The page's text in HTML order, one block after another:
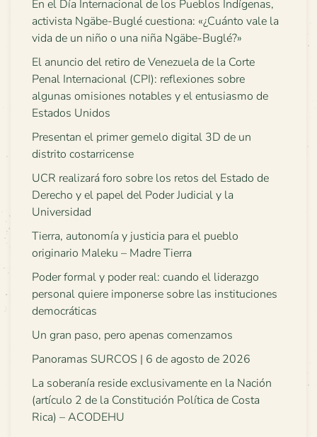
En el Día Internacional de los Pueblos Indígenas,
activista Ngäbe-Buglé cuestiona: «¿Cuánto vale la
vida de un niño o una niña Ngäbe-Buglé?»
El anuncio del retiro de Venezuela de la Corte
Penal Internacional (CPI): reflexiones sobre
algunas omisiones notables y el entusiasmo de
Estados Unidos
Presentan el primer gemelo digital 3D de un
distrito costarricense
UCR realizará foro sobre los retos del Estado de
Derecho y el papel del Poder Judicial y la
Universidad
Tierra, autonomía y justicia para el pueblo
originario Maleku – Madre Tierra
Poder formal y poder real: cuando el liderazgo
personal quiere imponerse sobre las instituciones
democráticas
Un gran paso, pero apenas comenzamos
Panoramas SURCOS | 6 de agosto de 2026
La soberanía reside exclusivamente en la Nación
(artículo 2 de la Constitución Política de Costa
Rica) – ACODEHU